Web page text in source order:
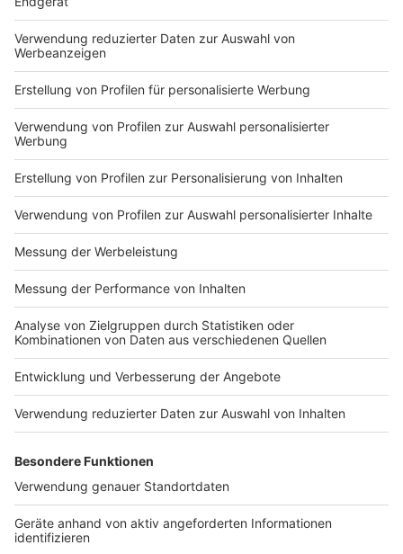
DEINE GEMERKTEN ARTIKEL
Du hast dir noch keine Artikel gemerkt
Impressum
Nutzungsbedingungen
Jobs
Presse
Werben
Archiv
ANTENNE BAYERN GROUP
Stiftung ANTENNE BAYERN
Kontakt
Studio-Hotline
Verkehrs-Hotline
Newsletter